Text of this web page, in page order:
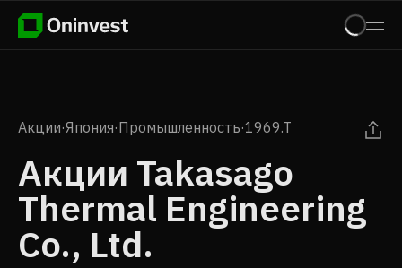
Акции·Япония·Промышленность·1969.T
Акции Takasago
Thermal Engineering
Co., Ltd.